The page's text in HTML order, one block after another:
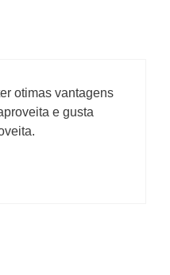
otimas vantagens
e gusta